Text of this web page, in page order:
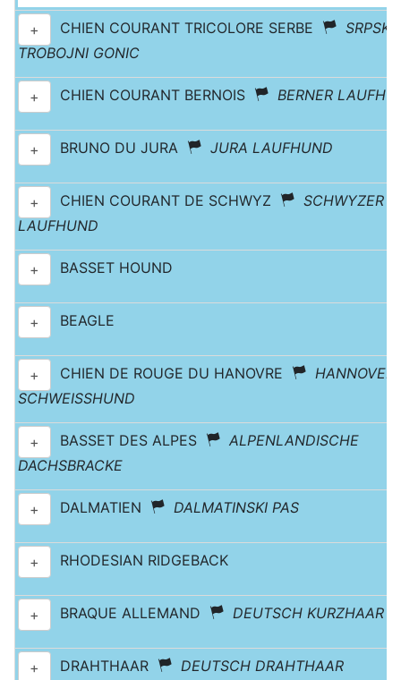
+ CHIEN COURANT TRICOLORE SERBE
SRPSKI
TROBOJNI GONIC
+ CHIEN COURANT BERNOIS BERNER
+ BRUNO DU JURA JURA LAUFHUND
+ CHIEN COURANT DE SCHWYZ
SCHWYZER
LAUFHUND
+ BASSET HOUND
+ BEAGLE
+ CHIEN DE ROUGE DU HANOVRE
SCHWEISSHUND
+ BASSET DES ALPES
ALPENLANDISCHE
DACHSBRACKE
+ DALMATIEN DALMATINSKI PAS
+ RHODESIAN RIDGEBACK
+ BRAQUE ALLEMAND DEUTSCH KURZHAAR
+ DRAHTHAAR DEUTSCH DRAHTHAAR